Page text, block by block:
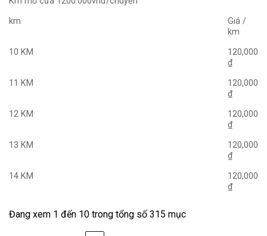
km
Giá /
km
10 KM
120,000
₫
11 KM
120,000
₫
12 KM
120,000
₫
13 KM
120,000
₫
14 KM
120,000
₫
Đang xem 1 đến 10 trong tổng số 315 mục